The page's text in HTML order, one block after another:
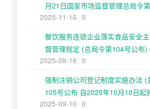
月21日国家市场监督管理总局令
二次修正）
2025-11-16 0
餐饮服务连锁企业落实食品安全
督管理规定 (总局令第104号公布)
2025-09-16 0
强制注销公司登记制度实施办法 (
105号公布 自2025年10月10日起
2025-09-10 0